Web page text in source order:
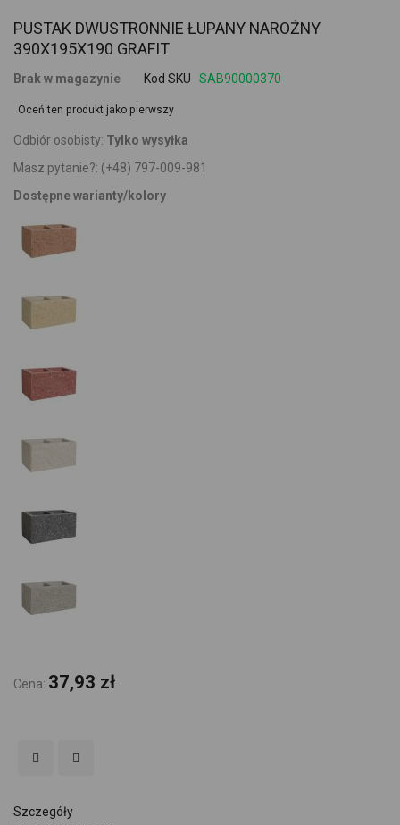
PUSTAK DWUSTRONNIE ŁUPANY NAROŻNY
390X195X190 GRAFIT
Brak w magazynie Kod SKU SAB90000370
Oceń ten produkt jako pierwszy
Odbiór osobisty: Tylko wysyłka
Masz pytanie?: (+48) 797-009-981
Dostępne warianty/kolory
Cena: 37,93 zł
Szczegóły